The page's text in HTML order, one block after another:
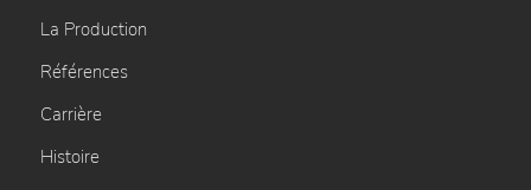
La Production
Références
Carrière
Histoire